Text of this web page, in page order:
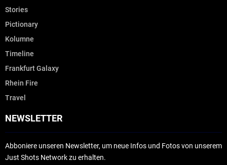
Stories
Pictionary
Kolumne
Timeline
Frankfurt Galaxy
Rhein Fire
Travel
NEWSLETTER
Abboniere unseren Newsletter, um neue Infos und Fotos von unserem
Just Shots Network zu erhalten.